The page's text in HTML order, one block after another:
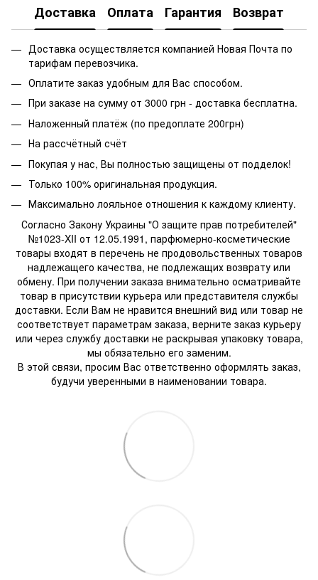
Доставка Оплата Гарантия Возврат
Доставка осуществляется компанией Новая Почта по
тарифам перевозчика.
Оплатите заказ удобным для Вас способом.
При заказе на сумму от 3000 грн - доставка бесплатна.
Наложенный платёж (по предоплате 200грн)
На рассчётный счёт
Покупая у нас, Вы полностью защищены от подделок!
Только 100% оригинальная продукция.
Максимально лояльное отношения к каждому клиенту.
Согласно Закону Украины "О защите прав потребителей"
№1023-XII от 12.05.1991, парфюмерно-косметические
товары входят в перечень не продовольственных товаров
надлежащего качества, не подлежащих возврату или
обмену. При получении заказа внимательно осматривайте
товар в присутствии курьера или представителя службы
доставки. Если Вам не нравится внешний вид или товар не
соответствует параметрам заказа, верните заказ курьеру
или через службу доставки не раскрывая упаковку товара,
мы обязательно его заменим.
В этой связи, просим Вас ответственно оформлять заказ,
будучи уверенными в наименовании товара.